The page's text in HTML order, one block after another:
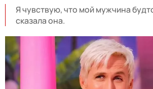
Я чувствую, что мой мужчина
сказала она.